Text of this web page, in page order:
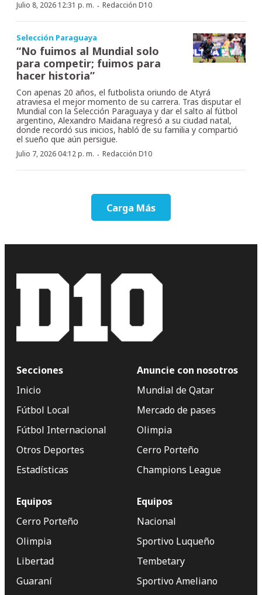
Julio 8, 2026 12:31 p. m. · Redacción D10
Selección Paraguaya
“No fuimos al Mundial solo
para competir; fuimos para
hacer historia”
Con apenas 20 años, el futbolista oriundo de Atyrá
atraviesa el mejor momento de su carrera. Tras disputar el
Mundial con la Selección Paraguaya y dar el salto al fútbol
argentino, Alexandro Maidana regresó a su ciudad natal,
donde recordó sus inicios, habló de su familia y compartió
el sueño que aún persigue.
Julio 7, 2026 04:12 p. m. · Redacción D10
Carga Más
Secciones
Inicio
Fútbol Local
Fútbol Internacional
Otros Deportes
Estadísticas
Anuncie con nosotros
Mundial de Qatar
Mercado de pases
Olimpia
Cerro Porteño
Champions League
Equipos
Cerro Porteño
Olimpia
Libertad
Guaraní
Equipos
Nacional
Sportivo Luqueño
Tembetary
Sportivo Ameliano